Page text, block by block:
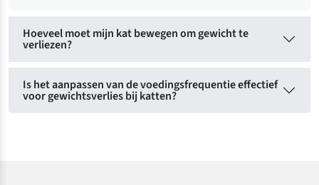
Hoeveel moet mijn kat bewegen om gewicht te
verliezen?
Is het aanpassen van de voedingsfrequentie effectief
voor gewichtsverlies bij katten?